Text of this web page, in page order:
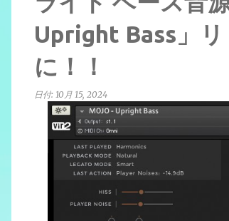
Upright Bass」
に！！
日付: 10月 15, 2024